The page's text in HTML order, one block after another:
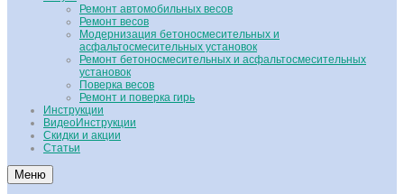
Ремонт автомобильных весов
Ремонт весов
Модернизация бетоносмесительных и
асфальтосмесительных установок
Ремонт бетоносмесительных и асфальтосмесительных
установок
Поверка весов
Ремонт и поверка гирь
Инструкции
ВидеоИнструкции
Скидки и акции
Статьи
Меню